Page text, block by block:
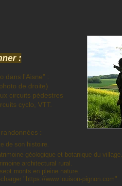
:
dans l'Aisne" :
de droite)
circuits pédestres
cyclo, VTT.
:
de son histoire.
géologique et botanique du village.
architectural rural.
monts en pleine nature.
" https://www.louison-pignon.com"